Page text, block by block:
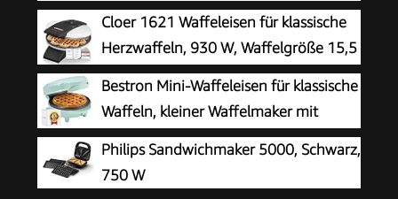
Antihaftbeschichtung für Waffeln in
Herzform, Retro Design, inklusive
Rezeptvorschläge, 700 Watt, Farbe: Rosa
Cloer 1621 Waffeleisen für klassische
Herzwaffeln, 930 W, Waffelgröße 15,5
cm, stufenlos wählbarer
Bräunungsgrad, weiß, Metall
Bestron Mini-Waffeleisen für klassische
Waffeln, kleiner Waffelmaker mit
Antihaftbeschichtung, für
Kindergeburtstage, Familienfeiern, Ostern oder
Weihnachten, Retro Design, 550 Watt, Farbe:
Philips Sandwichmaker 5000, Schwarz,
750 W